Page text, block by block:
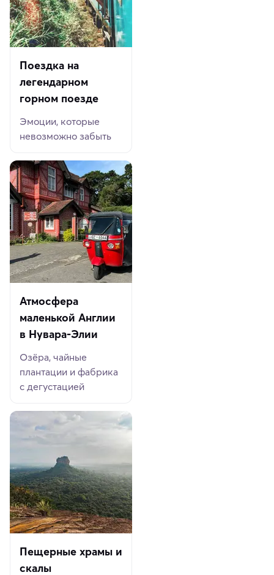
Поездка на
легендарном
горном поезде
Эмоции, которые
невозможно забыть
Атмосфера
маленькой Англии
в Нувара-Элии
Озёра, чайные
плантации и фабрика
с дегустацией
Пещерные храмы и
скалы